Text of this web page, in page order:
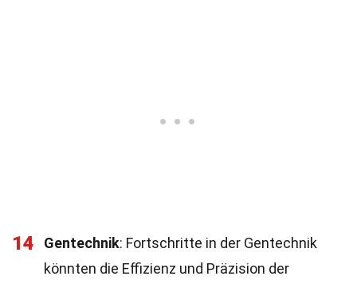
14 Gentechnik: Fortschritte in der Gentechnik
könnten die Effizienz und Präzision der